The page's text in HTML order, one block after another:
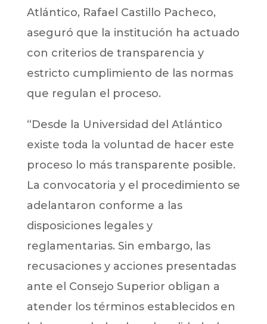
Atlántico, Rafael Castillo Pacheco,
aseguró que la institución ha actuado
con criterios de transparencia y
estricto cumplimiento de las normas
que regulan el proceso.
“Desde la Universidad del Atlántico
existe toda la voluntad de hacer este
proceso lo más transparente posible.
La convocatoria y el procedimiento se
adelantaron conforme a las
disposiciones legales y
reglamentarias. Sin embargo, las
recusaciones y acciones presentadas
ante el Consejo Superior obligan a
atender los términos establecidos en